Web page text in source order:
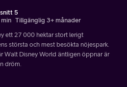
5
min Tillgänglig 3+ månader
ett 27 000 hektar stort lerigt
största och mest besökta nöjespark.
Walt Disney World äntligen öppnar är
dröm.